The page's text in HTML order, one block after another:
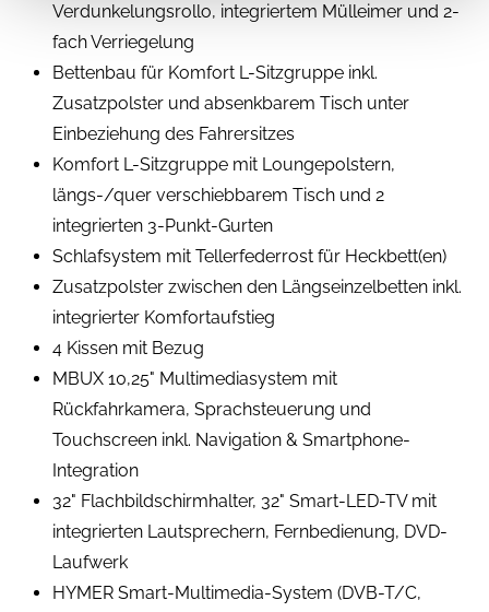
Verdunkelungsrollo, integriertem Mülleimer und 2-
fach Verriegelung
Bettenbau für Komfort L-Sitzgruppe inkl.
Zusatzpolster und absenkbarem Tisch unter
Einbeziehung des Fahrersitzes
Komfort L-Sitzgruppe mit Loungepolstern,
längs-/quer verschiebbarem Tisch und 2
integrierten 3-Punkt-Gurten
Schlafsystem mit Tellerfederrost für Heckbett(en)
Zusatzpolster zwischen den Längseinzelbetten inkl.
integrierter Komfortaufstieg
4 Kissen mit Bezug
MBUX 10,25" Multimediasystem mit
Rückfahrkamera, Sprachsteuerung und
Touchscreen inkl. Navigation & Smartphone-
Integration
32" Flachbildschirmhalter, 32" Smart-LED-TV mit
integrierten Lautsprechern, Fernbedienung, DVD-
Laufwerk
HYMER Smart-Multimedia-System (DVB-T/C,